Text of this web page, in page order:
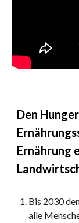
Den
Ernährung
Bis 2030
alle